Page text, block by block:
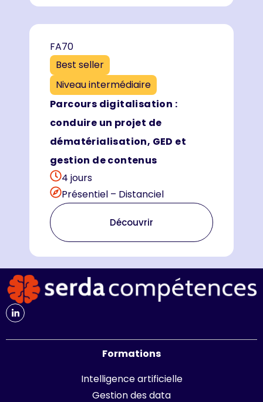
FA70
Best seller
Niveau intermédiaire
Parcours digitalisation :
conduire un projet de
dématérialisation, GED et
gestion de contenus
4 jours
Présentiel – Distanciel
Découvrir
Formations
Intelligence artificielle
Gestion des data